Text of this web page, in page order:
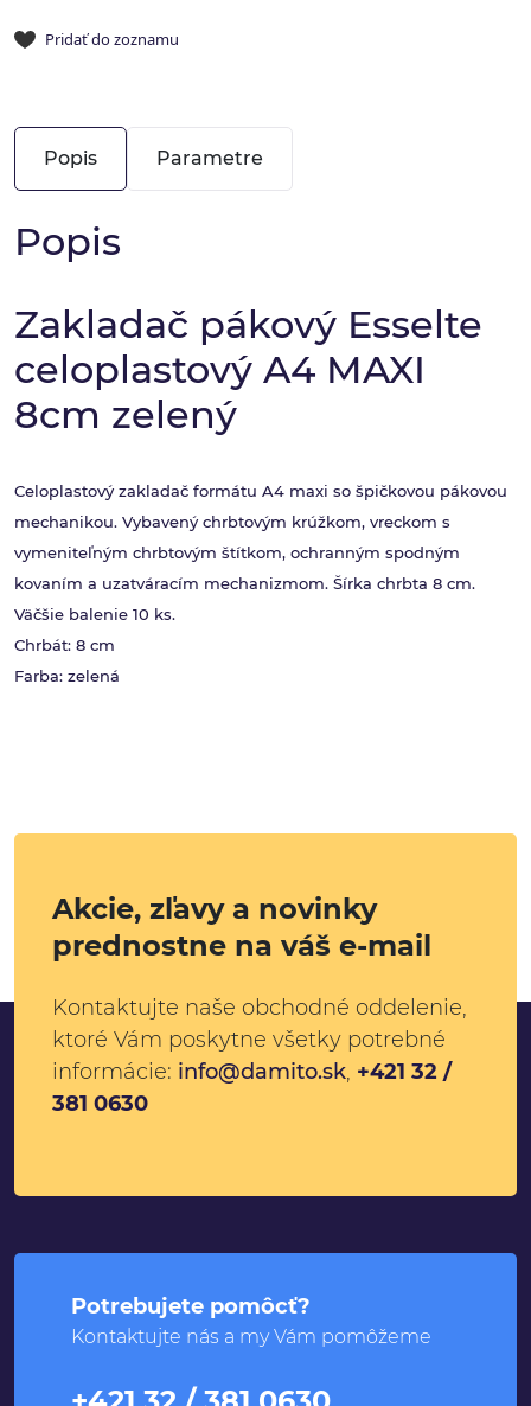
Pridať do zoznamu
Popis Parametre
Popis
Zakladač pákový Esselte
celoplastový A4 MAXI
8cm zelený
Celoplastový zakladač formátu A4 maxi so špičkovou pákovou
mechanikou. Vybavený chrbtovým krúžkom, vreckom s
vymeniteľným chrbtovým štítkom, ochranným spodným
kovaním a uzatváracím mechanizmom. Šírka chrbta 8 cm.
Väčšie balenie 10 ks.
Chrbát: 8 cm
Farba: zelená
Akcie, zľavy a novinky
prednostne na váš e-mail
Kontaktujte naše obchodné oddelenie,
ktoré Vám poskytne všetky potrebné
informácie: info@damito.sk, +421 32 /
381 0630
Potrebujete pomôcť?
Kontaktujte nás a my Vám pomôžeme